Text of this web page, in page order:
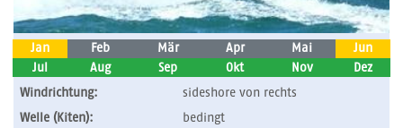
Jan Feb Mär Apr Mai
Jun
Jul
Aug Sep Okt Nov
Dez
Windrichtung:
sideshore von rechts
Welle (Kiten):
bedingt